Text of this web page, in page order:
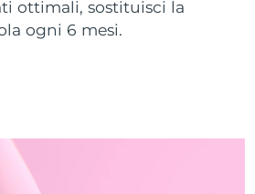
ottimali, sostituisci la
ogni 6 mesi.